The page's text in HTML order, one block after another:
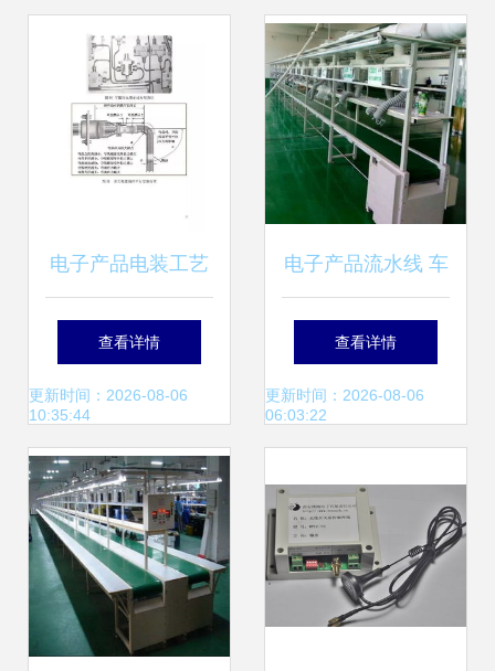
安装全解析 装的洁净之道
电子产品电装工艺
设计原则与实施方
法
查看详情
更新时间：2026-08-06
10:35:44
电子产品流水线 车
间生产组装与皮带
输送线的高效协同
查看详情
更新时间：2026-08-06
06:03:22